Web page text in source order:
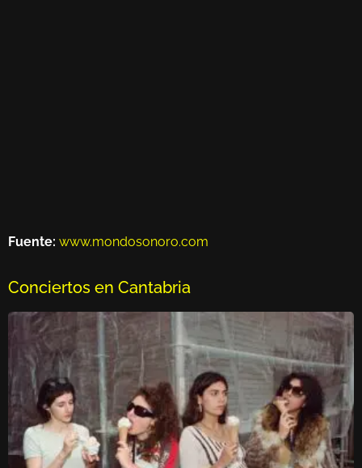
Fuente: www.mondosonoro.com
Conciertos en Cantabria